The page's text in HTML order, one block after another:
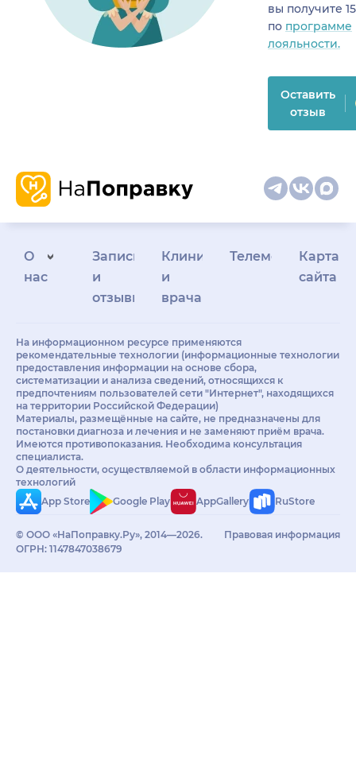
вы получите
по программе
лояльности.
Оставить
отзыв
О
нас
Запись
и
отзывы
Клиникам
и
врачам
Телемедицина
Карта
сайта
На информационном ресурсе применяются
рекомендательные технологии (информационные технологии
предоставления информации на основе сбора,
систематизации и анализа сведений, относящихся к
предпочтениям пользователей сети "Интернет", находящихся
на территории Российской Федерации)
Материалы, размещённые на сайте, не предназначены для
постановки диагноза и лечения и не заменяют приём врача.
Имеются противопоказания. Необходима консультация
специалиста.
О деятельности, осуществляемой в области информационных
технологий
App Store
Google Play AppGallery RuStore
© ООО «НаПоправку.Ру», 2014—2026.
ОГРН: 1147847038679
Правовая информация